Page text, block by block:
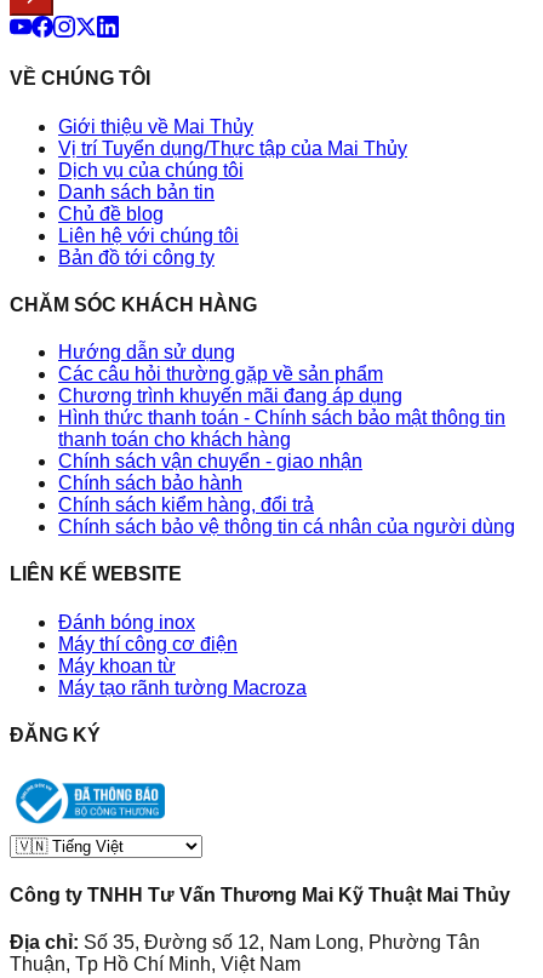
VỀ CHÚNG TÔI
Giới thiệu về Mai Thủy
Vị trí Tuyển dụng/Thực tập của Mai Thủy
Dịch vụ của chúng tôi
Danh sách bản tin
Chủ đề blog
Liên hệ với chúng tôi
Bản đồ tới công ty
CHĂM SÓC KHÁCH HÀNG
Hướng dẫn sử dụng
Các câu hỏi thường gặp về sản phẩm
Chương trình khuyến mãi đang áp dụng
Hình thức thanh toán - Chính sách bảo mật thông tin
thanh toán cho khách hàng
Chính sách vận chuyển - giao nhận
Chính sách bảo hành
Chính sách kiểm hàng, đổi trả
Chính sách bảo vệ thông tin cá nhân của người dùng
LIÊN KẾ WEBSITE
Đánh bóng inox
Máy thí công cơ điện
Máy khoan từ
Máy tạo rãnh tường Macroza
ĐĂNG KÝ
Công ty TNHH Tư Vấn Thương Mai Kỹ Thuật Mai Thủy
Địa chỉ: Số 35, Đường số 12, Nam Long, Phường Tân
Thuận, Tp Hồ Chí Minh, Việt Nam